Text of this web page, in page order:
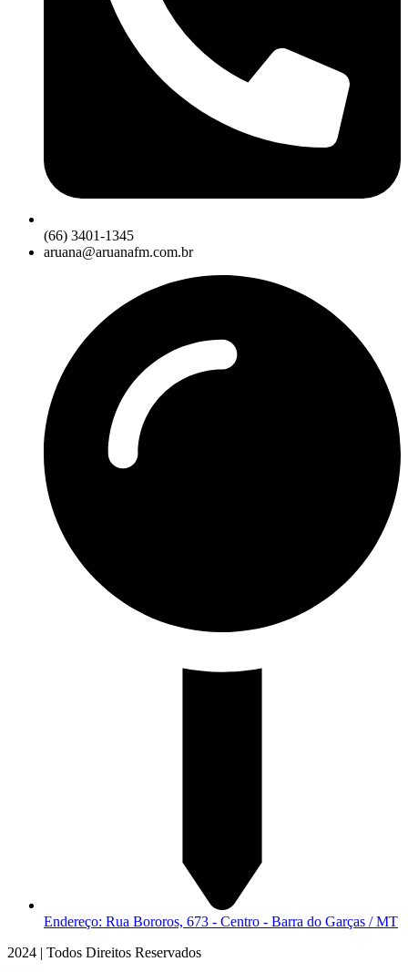
(66) 3401-1345
aruana@aruanafm.com.br
Endereço: Rua Bororos, 673 - Centro - Barra do Garças / MT
2024 | Todos Direitos Reservados